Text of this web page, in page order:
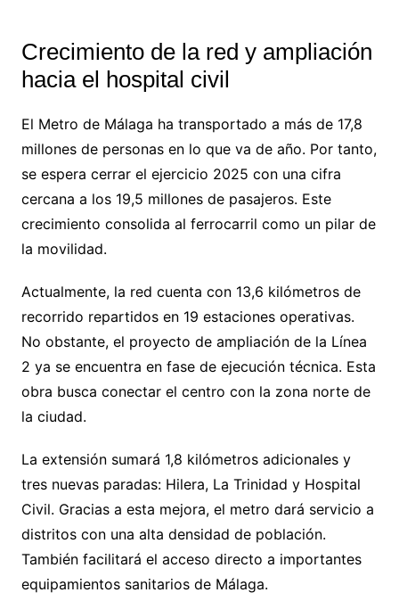
Crecimiento de la red y ampliación
hacia el hospital civil
El Metro de Málaga ha transportado a más de 17,8
millones de personas en lo que va de año. Por tanto,
se espera cerrar el ejercicio 2025 con una cifra
cercana a los 19,5 millones de pasajeros. Este
crecimiento consolida al ferrocarril como un pilar de
la movilidad.
Actualmente, la red cuenta con 13,6 kilómetros de
recorrido repartidos en 19 estaciones operativas.
No obstante, el proyecto de ampliación de la Línea
2 ya se encuentra en fase de ejecución técnica. Esta
obra busca conectar el centro con la zona norte de
la ciudad.
La extensión sumará 1,8 kilómetros adicionales y
tres nuevas paradas: Hilera, La Trinidad y Hospital
Civil. Gracias a esta mejora, el metro dará servicio a
distritos con una alta densidad de población.
También facilitará el acceso directo a importantes
equipamientos sanitarios de Málaga.